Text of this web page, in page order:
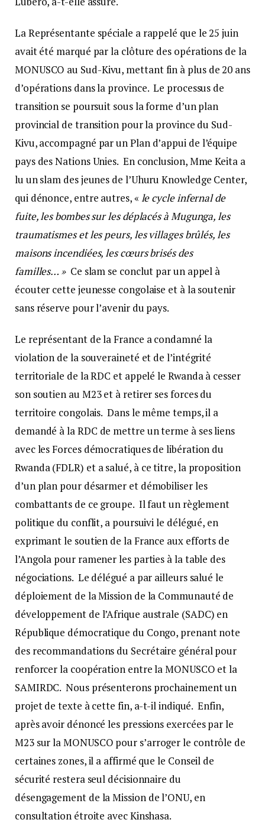
La Représentante spéciale a rappelé que le 25 juin
avait été marqué par la clôture des opérations de la
MONUSCO au Sud-Kivu, mettant fin à plus de 20 ans
d’opérations dans la province. Le processus de
transition se poursuit sous la forme d’un plan
provincial de transition pour la province du Sud-
Kivu, accompagné par un Plan d’appui de l’équipe
pays des Nations Unies. En conclusion, Mme Keita a
lu un slam des jeunes de l’Uhuru Knowledge Center,
qui dénonce, entre autres, « le cycle infernal de
fuite, les bombes sur les déplacés à Mugunga, les
traumatismes et les peurs, les villages brûlés, les
maisons incendiées, les cœurs brisés des
familles… » Ce slam se conclut par un appel à
écouter cette jeunesse congolaise et à la soutenir
sans réserve pour l’avenir du pays.
Le représentant de la France a condamné la
violation de la souveraineté et de l’intégrité
territoriale de la RDC et appelé le Rwanda à cesser
son soutien au M23 et à retirer ses forces du
territoire congolais. Dans le même temps, il a
demandé à la RDC de mettre un terme à ses liens
avec les Forces démocratiques de libération du
Rwanda (FDLR) et a salué, à ce titre, la proposition
d’un plan pour désarmer et démobiliser les
combattants de ce groupe. Il faut un règlement
politique du conflit, a poursuivi le délégué, en
exprimant le soutien de la France aux efforts de
l’Angola pour ramener les parties à la table des
négociations. Le délégué a par ailleurs salué le
déploiement de la Mission de la Communauté de
développement de l’Afrique australe (SADC) en
République démocratique du Congo, prenant note
des recommandations du Secrétaire général pour
renforcer la coopération entre la MONUSCO et la
SAMIRDC. Nous présenterons prochainement un
projet de texte à cette fin, a-t-il indiqué. Enfin,
après avoir dénoncé les pressions exercées par le
M23 sur la MONUSCO pour s’arroger le contrôle de
certaines zones, il a affirmé que le Conseil de
sécurité restera seul décisionnaire du
désengagement de la Mission de l’ONU, en
consultation étroite avec Kinshasa.